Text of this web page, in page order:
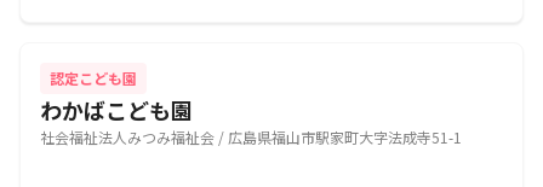
認定こども園
わかばこども園
社会福祉法人みつみ福祉会 / 広島県福山市駅家町大字法成寺51-1